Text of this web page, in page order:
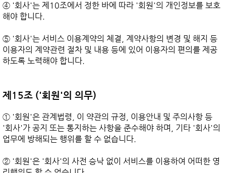
④ '회사'는 제10조에서 정한 바에 따라 '회원'의 개인정보를 보호
해야 합니다.
⑤ '회사'는 서비스 이용계약의 체결, 계약사항의 변경 및 해지 등
이용자의 계약관련 절차 및 내용 등에 있어 이용자의 편의를 제공
하도록 노력해야 합니다.
제15조 ('회원'의 의무)
① '회원'은 관계법령, 이 약관의 규정, 이용안내 및 주의사항 등
'회사'가 공지 또는 통지하는 사항을 준수해야 하며, 기타 '회사'의
업무에 방해되는 행위를 할 수 없습니다.
② '회원'은 '회사'의 사전 승낙 없이 서비스를 이용하여 어떠한 영